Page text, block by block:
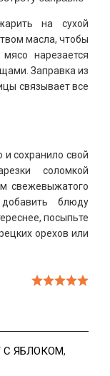
на сухой
масла, чтобы
нарезается
Заправка из
связывает все
и сохранило свой
соломкой
свежевыжатого
блюду
посыпьте
орехов или
С ЯБЛОКОМ,